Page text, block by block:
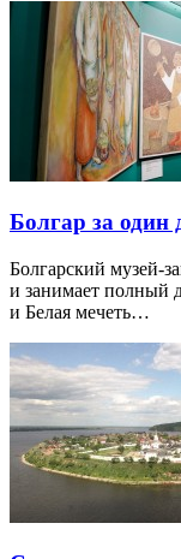
Болгар за один
Болгарский музей-
и занимает полный
и Белая мечеть…